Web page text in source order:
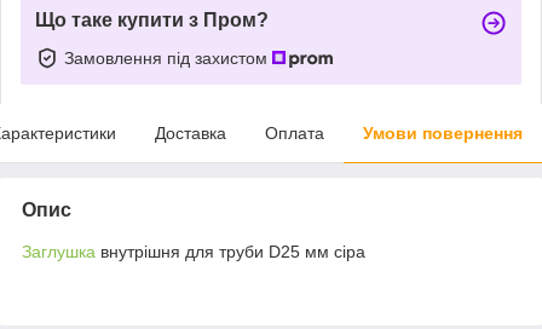
Що таке купити з Пром?
Замовлення під захистом
Доставка Оплата Умови повернення
Опис
Заглушка внутрішня для труби D25 мм сіра